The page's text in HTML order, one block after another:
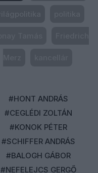
#HONT ANDRÁS
#CEGLÉDI ZOLTÁN
#KONOK PÉTER
#SCHIFFER ANDRÁS
#BALOGH GÁBOR
#NEFELEJCS GERGŐ